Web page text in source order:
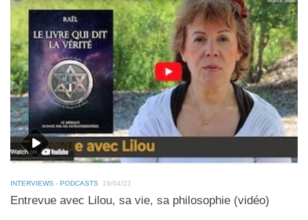
INTERVIEWS - PODCASTS 19/04/22
Entrevue avec Lilou, sa vie, sa philosophie (vidéo)